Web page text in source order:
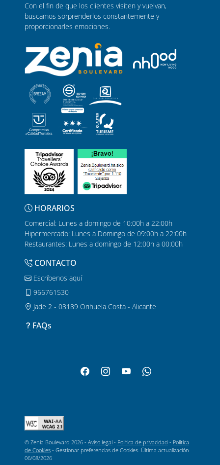
Con el fin de que los clientes visiten y vuelvan,
buscamos sorprenderlos constantemente y
proporcionarles emociones.
HORARIOS
Comercial: Lunes a domingo de 10:00h a 22:00h
Hipermercado: Lunes a Domingo de 09:00h a 22:00h
Restaurantes: Lunes a domingo de 12:00h a 00:00h
CONTACTO
Escríbenos aquí
966761530
Jade 2 - 03189 Orihuela Costa - Alicante
FAQs
© Zenia Boulevard 2026 - Aviso legal - Política de privacidad - Política
de Cookies - Gestionar preferencias de Cookies . Última actualización
06/08/2026